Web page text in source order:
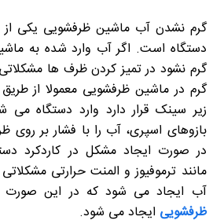
گرم نشدن آب ماشین ظرفشویی یکی از
دستگاه است. اگر آب وارد شده به
گرم نشود در تمیز کردن ظرف ها
گرم در ماشین ظرفشویی معمولا از
زیر سینک قرار دارد وارد دستگاه
بازوهای اسپری، آب را با فشار بر
در صورت ایجاد مشکل در کاردکرد
مانند ترموفیوز و المنت حرارتی
آب ایجاد می شود که در این صورت
ظرفشویی ایجاد می شود.